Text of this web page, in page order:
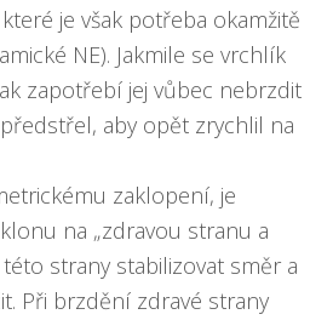
je však potřeba okamžitě
NE). Jakmile se vrchlík
zapotřebí jej vůbec nebrzdit
aby opět zrychlil na
zaklopení, je
na „zdravou stranu a
strany stabilizovat směr a
Při brzdění zdravé strany